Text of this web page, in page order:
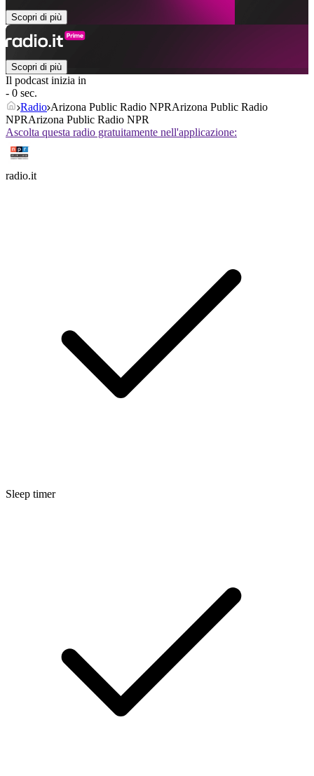
Scopri di più
Scopri di più
Il podcast inizia in
- 0 sec.
Radio Arizona Public Radio NPRArizona Public Radio
NPRArizona Public Radio NPR
Ascolta questa radio gratuitamente nell'applicazione:
radio.it
Sleep timer